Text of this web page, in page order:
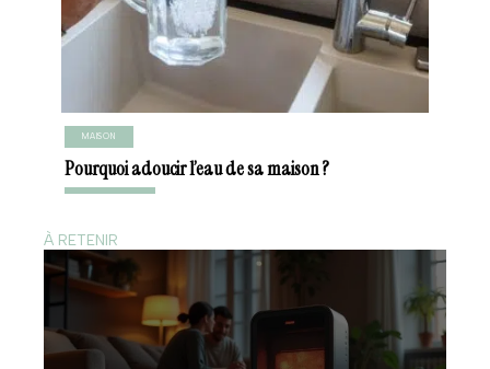
MAISON
Pourquoi adoucir l’eau de sa maison ?
À RETENIR